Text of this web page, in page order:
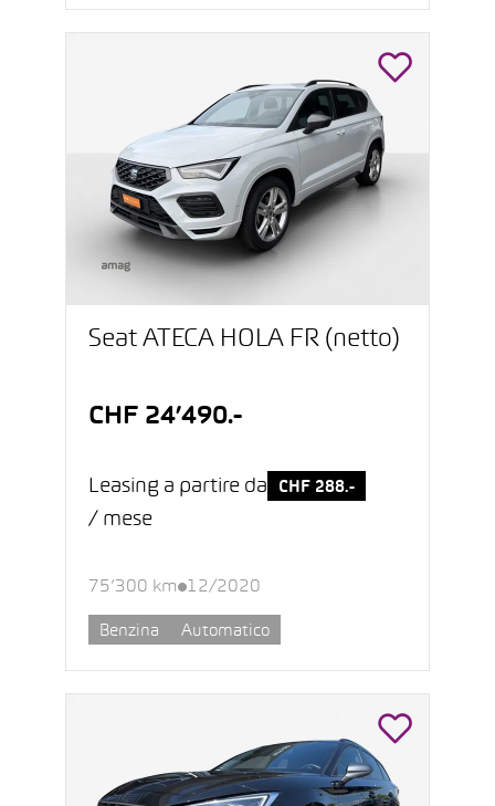
Seat ATECA HOLA FR (netto)
CHF 24’490.-
Leasing a partire da CHF 288.-
/ mese
75’300 km 12/2020
Benzina Automatico